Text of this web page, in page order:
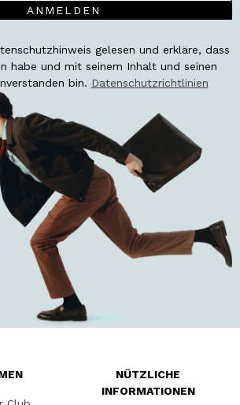
ANMELDEN
gelesen und erkläre, dass
habe und mit seinem Inhalt und seinen
bin. Datenschutzrichtlinien
NÜTZLICHE
INFORMATIONEN